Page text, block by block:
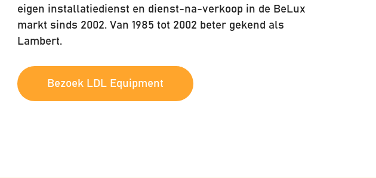
eigen installatiedienst en dienst-na-verkoop in de BeLux
markt sinds 2002. Van 1985 tot 2002 beter gekend als
Lambert.
Bezoek LDL Equipment